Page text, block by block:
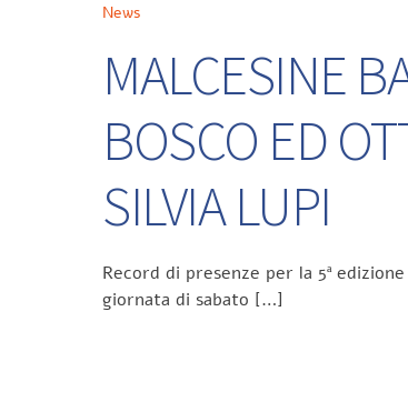
News
MALCESINE
BOSCO ED
SILVIA LUPI
Record di presenze per la 5ª
giornata di sabato […]